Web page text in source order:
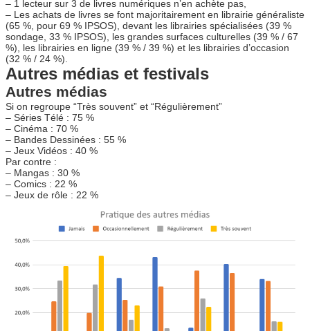
– 1 lecteur sur 3 de livres numériques n’en achète pas,
– Les achats de livres se font majoritairement en librairie généraliste
(65 %, pour 69 % IPSOS), devant les librairies spécialisées (39 %
sondage, 33 % IPSOS), les grandes surfaces culturelles (39 % / 67
%), les librairies en ligne (39 % / 39 %) et les librairies d’occasion
(32 % / 24 %).
Autres médias et festivals
Autres médias
Si on regroupe “Très souvent” et “Régulièrement”
– Séries Télé : 75 %
– Cinéma : 70 %
– Bandes Dessinées : 55 %
– Jeux Vidéos : 40 %
Par contre :
– Mangas : 30 %
– Comics : 22 %
– Jeux de rôle : 22 %